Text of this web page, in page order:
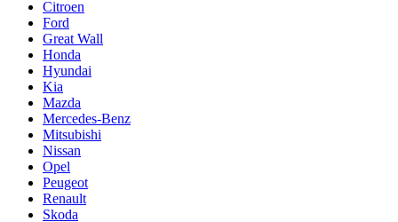
Citroen
Ford
Great Wall
Honda
Hyundai
Kia
Mazda
Mercedes-Benz
Mitsubishi
Nissan
Opel
Peugeot
Renault
Skoda